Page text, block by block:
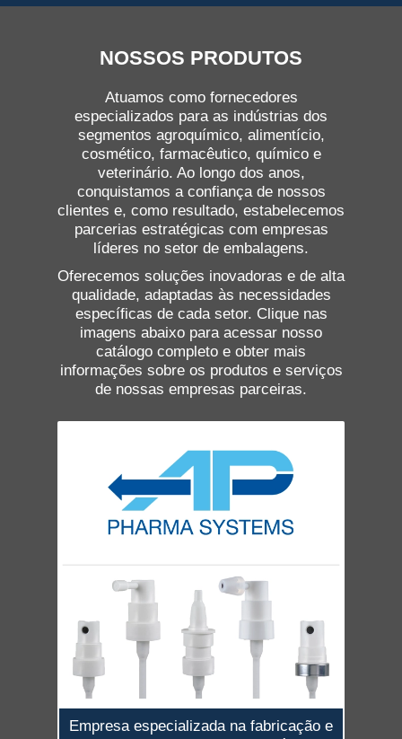
NOSSOS PRODUTOS
Atuamos como fornecedores
especializados para as indústrias dos
segmentos agroquímico, alimentício,
cosmético, farmacêutico, químico e
veterinário. Ao longo dos anos,
conquistamos a confiança de nossos
clientes e, como resultado, estabelecemos
parcerias estratégicas com empresas
líderes no setor de embalagens.
Oferecemos soluções inovadoras e de alta
qualidade, adaptadas às necessidades
específicas de cada setor. Clique nas
imagens abaixo para acessar nosso
catálogo completo e obter mais
informações sobre os produtos e serviços
de nossas empresas parceiras.
Empresa especializada na fabricação e